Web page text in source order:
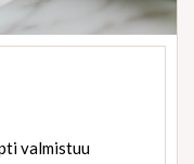
valmistuu